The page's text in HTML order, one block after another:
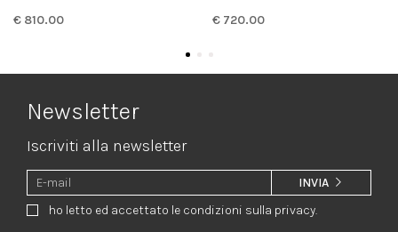
€ 810.00 € 720.00
Newsletter
Iscriviti alla newsletter
ho letto ed accettato le condizioni sulla privacy.
INVIA